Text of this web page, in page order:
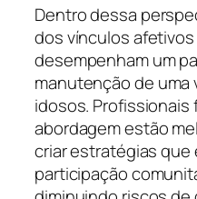
Dentro dessa
dos vínculos
desempenham um
manutenção de uma
idosos. Profissionais
abordagem estão
criar estratégias que
participação